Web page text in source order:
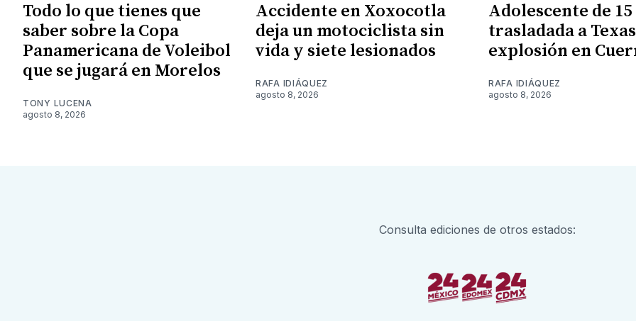
Todo lo que tienes que
saber sobre la Copa
Panamericana de Voleibol
que se jugará en Morelos
TONY LUCENA
agosto 8, 2026
Accidente en Xoxocotla
deja un motociclista sin
vida y siete lesionados
RAFA IDIÁQUEZ
agosto 8, 2026
Adolescente de 15
trasladada a
explosión en
RAFA IDIÁQUEZ
agosto 8, 2026
Consulta ediciones de otros estados: